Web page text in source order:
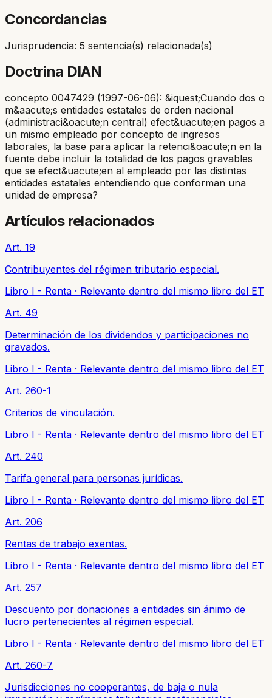
Concordancias
Jurisprudencia: 5 sentencia(s) relacionada(s)
Doctrina DIAN
concepto 0047429 (1997-06-06): &iquest;Cuando dos o
m&aacute;s entidades estatales de orden nacional
(administraci&oacute;n central) efect&uacute;en pagos a
un mismo empleado por concepto de ingresos
laborales, la base para aplicar la retenci&oacute;n en la
fuente debe incluir la totalidad de los pagos gravables
que se efect&uacute;en al empleado por las distintas
entidades estatales entendiendo que conforman una
unidad de empresa?
Artículos relacionados
Art. 19
Contribuyentes del régimen tributario especial.
Libro I - Renta · Relevante dentro del mismo libro del ET
Art. 49
Determinación de los dividendos y participaciones no
gravados.
Libro I - Renta · Relevante dentro del mismo libro del ET
Art. 260-1
Criterios de vinculación.
Libro I - Renta · Relevante dentro del mismo libro del ET
Art. 240
Tarifa general para personas jurídicas.
Libro I - Renta · Relevante dentro del mismo libro del ET
Art. 206
Rentas de trabajo exentas.
Libro I - Renta · Relevante dentro del mismo libro del ET
Art. 257
Descuento por donaciones a entidades sin ánimo de
lucro pertenecientes al régimen especial.
Libro I - Renta · Relevante dentro del mismo libro del ET
Art. 260-7
Jurisdicciones no cooperantes, de baja o nula